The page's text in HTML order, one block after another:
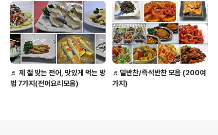
♬ 제 철 맞는 전어, 맛있게 먹는 방
법 7가지(전어요리모음)
♬밑반찬/즉석반찬 모음 (200여
가지)